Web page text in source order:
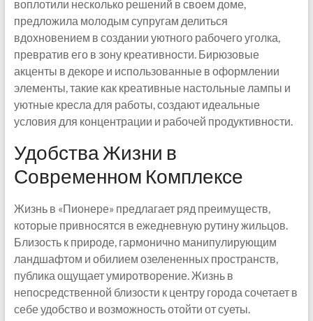
воплотили несколько решений в своем доме,
предложила молодым супругам делиться
вдохновением в создании уютного рабочего уголка,
превратив его в зону креативности. Бирюзовые
акценты в декоре и использованные в оформлении
элементы, такие как креативные настольные лампы и
уютные кресла для работы, создают идеальные
условия для концентрации и рабочей продуктивности.
Удобства Жизни в
Современном Комплексе
Жизнь в «Пионере» предлагает ряд преимуществ,
которые привносятся в ежедневную рутину жильцов.
Близость к природе, гармонично манипулирующим
ландшафтом и обилием озелененных пространств,
публика ощущает умиротворение. Жизнь в
непосредственной близости к центру города сочетает в
себе удобство и возможность отойти от суеты.